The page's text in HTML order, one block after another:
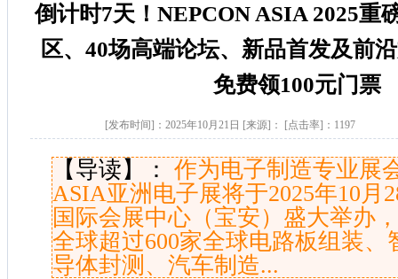
倒计时7天！NEPCON ASIA 2025重
区、40场高端论坛、新品首发及前
免费领100元门票
[发布时间]： 2025年10月21日 [来源]： [点击率]： 1197
【导读】：
作为电子制造专业展
ASIA亚洲电子展将于2025年10月
国际会展中心（宝安）盛大举办
全球超过600家全球电路板组装、
导体封测、汽车制造...